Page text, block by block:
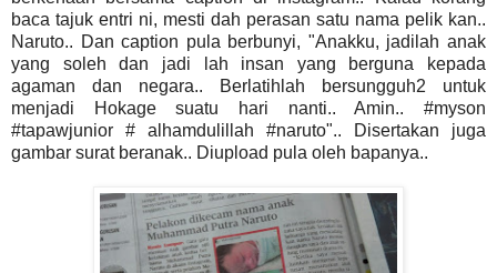
baca tajuk entri ni, mesti dah perasan satu nama pelik kan..
Naruto.. Dan caption pula berbunyi, "Anakku, jadilah anak
yang soleh dan jadi lah insan yang berguna kepada
agaman dan negara.. Berlatihlah bersungguh2 untuk
menjadi Hokage suatu hari nanti.. Amin.. #myson
#tapawjunior # alhamdulillah #naruto".. Disertakan juga
gambar surat beranak.. Diupload pula oleh bapanya..